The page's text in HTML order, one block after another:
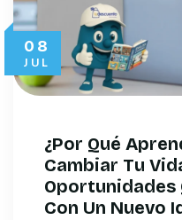
08
JUL
¿Por Qué
Cambiar Tu
Oportunidades
Con Un Nuevo